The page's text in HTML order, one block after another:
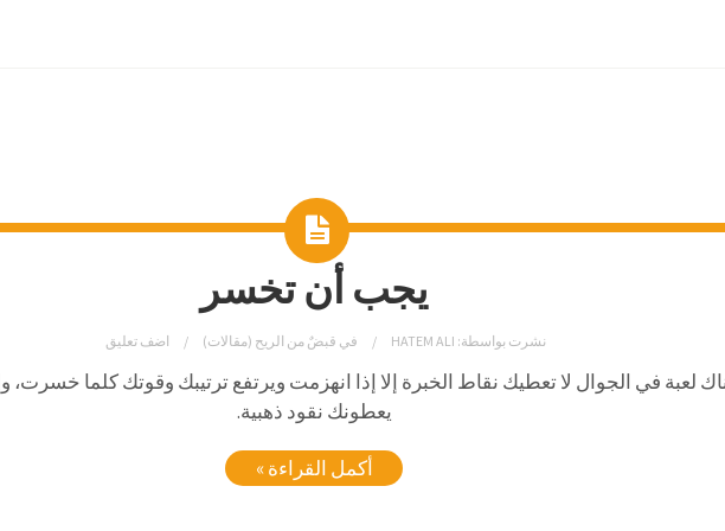
يجب أن تخسر
نشرت بواسطة: HATEM ALI في قبضٌ من الريح (مقالات) اضف تعليق
لعبة في الجوال لا تعطيك نقاط الخبرة إلا إذا انهزمت ويرتفع ترتيبك وقوتك كلما خسرت،
يعطونك نقود ذهبية.
أكمل القراءة »